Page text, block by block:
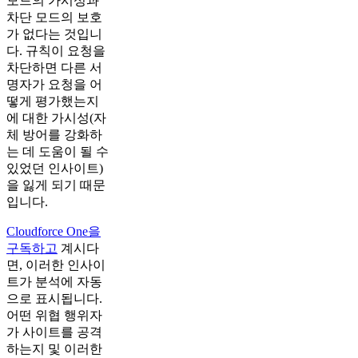
차단 모드의 보호
가 없다는 것입니
다. 규칙이 요청을
차단하면 다른 서
명자가 요청을 어
떻게 평가했는지
에 대한 가시성(자
체 방어를 강화하
는 데 도움이 될 수
있었던 인사이트)
을 잃게 되기 때문
입니다.
Cloudforce One을
구독하고 계시다
면, 이러한 인사이
트가 분석에 자동
으로 표시됩니다.
어떤 위협 행위자
가 사이트를 공격
하는지 및 이러한